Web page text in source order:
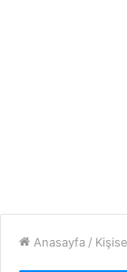
Anasayfa /